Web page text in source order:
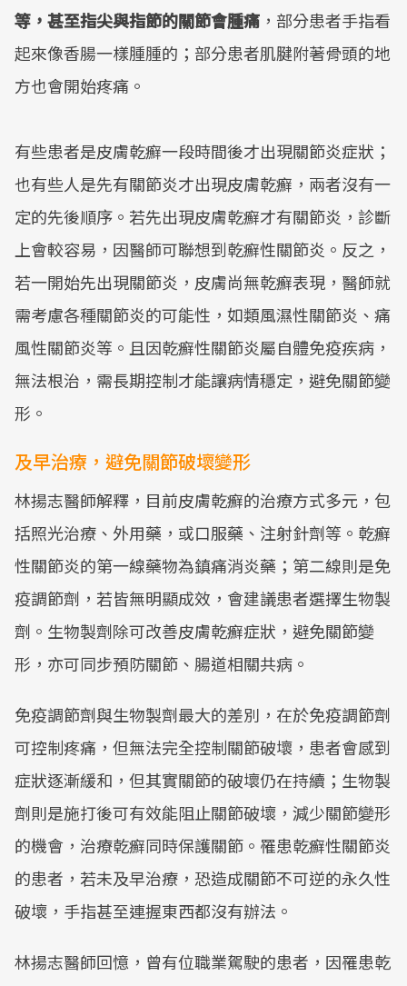
等，甚至指尖與指節的關節會腫痛 ，部分患者手指看
起來像香腸一樣腫腫的；部分患者肌腱附著骨頭的地
方也會開始疼痛。
有些患者是皮膚乾癬一段時間後才出現關節炎症狀；
也有些人是先有關節炎才出現皮膚乾癬，兩者沒有一
定的先後順序。若先出現皮膚乾癬才有關節炎，診斷
上會較容易，因醫師可聯想到乾癬性關節炎。反之，
若一開始先出現關節炎，皮膚尚無乾癬表現，醫師就
需考慮各種關節炎的可能性，如類風濕性關節炎、痛
風性關節炎等。且因乾癬性關節炎屬自體免疫疾病，
無法根治，需長期控制才能讓病情穩定，避免關節變
形。
及早治療，避免關節破壞變形
林揚志醫師解釋，目前皮膚乾癬的治療方式多元，包
括照光治療、外用藥，或口服藥、注射針劑等。乾癬
性關節炎的第一線藥物為鎮痛消炎藥；第二線則是免
疫調節劑，若皆無明顯成效，會建議患者選擇生物製
劑。生物製劑除可改善皮膚乾癬症狀，避免關節變
形，亦可同步預防關節、腸道相關共病。
免疫調節劑與生物製劑最大的差別，在於免疫調節劑
可控制疼痛，但無法完全控制關節破壞，患者會感到
症狀逐漸緩和，但其實關節的破壞仍在持續；生物製
劑則是施打後可有效能阻止關節破壞，減少關節變形
的機會，治療乾癬同時保護關節。罹患乾癬性關節炎
的患者，若未及早治療，恐造成關節不可逆的永久性
破壞，手指甚至連握東西都沒有辦法。
林揚志醫師回憶，曾有位職業駕駛的患者，因罹患乾